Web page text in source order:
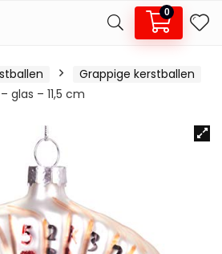
0
Grappige kerstballen
glas – 11,5 cm